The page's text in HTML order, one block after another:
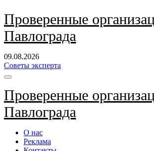
Перейти
к
содержанию
Проверенные
Павлограда
09.08.2026
Советы эксперта
Проверенные
Павлограда
О нас
Реклама